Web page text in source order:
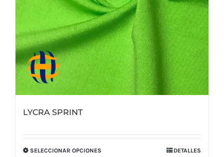
LYCRA SPRINT
SELECCIONAR OPCIONES DETALLES